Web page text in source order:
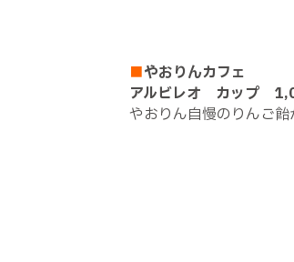
■やおりんカフェ
アルビレオ カップ
やおりん自慢のりんご飴